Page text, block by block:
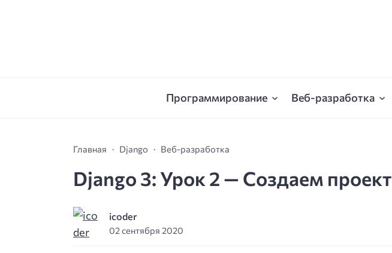
Программирование Веб-разработка
Главная Django Веб-разработка
Django 3: Урок 2 — Создаем проект
icoder
02 сентября 2020